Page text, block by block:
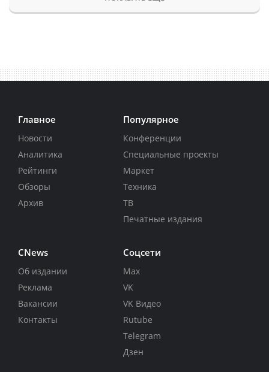
Главное
Новости
Аналитика
Рейтинги
Обзоры
Архив
Популярное
Конференции
Специальные проекты
Маркет
Техника
ТВ
Печатные издания
CNews
Об издании
Реклама
Вакансии
Контакты
Соцсети
Max
VK
VK Видео
Rutube
Telegram
Дзен